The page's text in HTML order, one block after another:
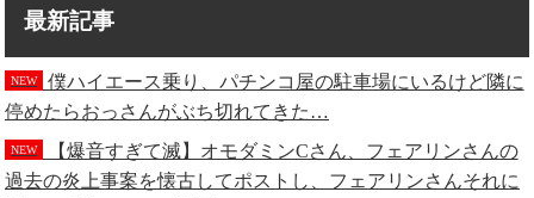
最新記事
NEW
僕ハイエース乗り、パチンコ屋の駐車場にいるけど隣に
停めたらおっさんがぶち切れてきた…
NEW
【爆音すぎて滅】オモダミンCさん、フェアリンさんの
過去の炎上事案を懐古してポストし、フェアリンさんそれに